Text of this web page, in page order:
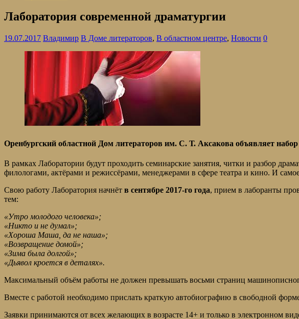
Лаборатория современной драматургии
19.07.2017 Владимир В Доме литераторов, В областном центре, Новости 0
Оренбургский областной Дом литераторов им. С. Т. Аксакова объявляет
В рамках Лаборатории будут проходить семинарские занятия, читки и разбор
филологами, актёрами и режиссёрами, менеджерами в сфере театра и кино. И
Свою работу Лаборатория начнёт в сентябре 2017-го года, прием в лаборанты
тем:
«Утро молодого человека»;
«Никто и не думал»;
«Хороша Маша, да не наша»;
«Возвращение домой»;
«Зима была долгой»;
«Дьявол кроется в деталях».
Максимальный объём работы не должен превышать восьми страниц
Вместе с работой необходимо прислать краткую автобиографию в свободной
Заявки принимаются от всех желающих в возрасте 14+ и только в электронном